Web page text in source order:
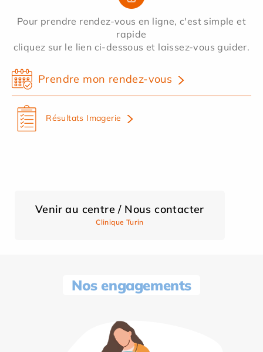
Pour prendre rendez-vous en ligne, c'est simple et
rapide
cliquez sur le lien ci-dessous et laissez-vous guider.
Prendre mon rendez-vous
Résultats Imagerie
Venir au centre / Nous contacter
Clinique Turin
Nos engagements